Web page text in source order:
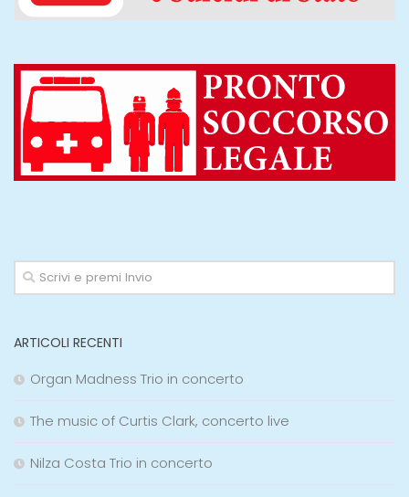
ARTICOLI RECENTI
Organ Madness Trio in concerto
The music of Curtis Clark, concerto live
Nilza Costa Trio in concerto